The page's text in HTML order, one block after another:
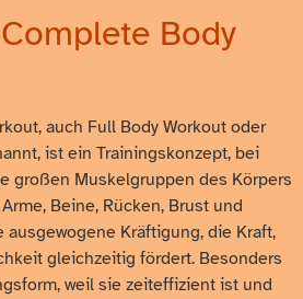
Body
auch Full Body Workout oder
ist ein Trainingskonzept, bei
großen Muskelgruppen des Körpers
Beine, Rücken, Brust und
ausgewogene Kräftigung, die Kraft,
gleichzeitig fördert. Besonders
weil sie zeiteffizient ist und